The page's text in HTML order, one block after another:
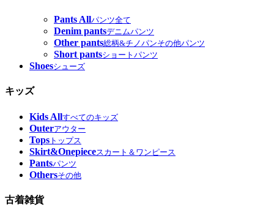
Pants Allパンツ全て
Denim pantsデニムパンツ
Other pants総柄&チノパンその他パンツ
Short pantsショートパンツ
Shoesシューズ
キッズ
Kids Allすべてのキッズ
Outerアウター
Tops トップス
Skirt&Onepieceスカート＆ワンピース
Pantsパンツ
Othersその他
古着雑貨